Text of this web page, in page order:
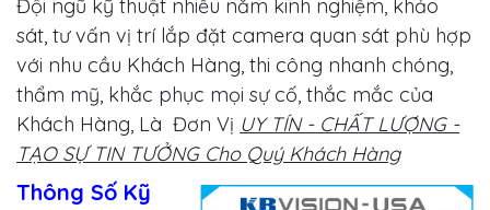
Đội ngũ kỹ thuật nhiều năm kinh nghiệm, khảo
sát, tư vấn vị trí lắp đặt camera quan sát phù hợp
với nhu cầu Khách Hàng, thi công nhanh chóng,
thẩm mỹ, khắc phục mọi sự cố, thắc mắc của
Khách Hàng, Là Đơn Vị UY TÍN - CHẤT LƯỢNG -
TẠO SỰ TIN TƯỞNG Cho Quý Khách Hàng
Thông Số Kỹ